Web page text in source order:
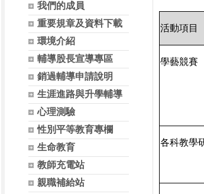
我們的成員
重要規章及資料下載
環境介紹
輔導股長宣導專區
銷過輔導申請說明
生涯進路與升學輔導
心理測驗
性別平等教育專欄
生命教育
教師充電站
親職補給站
活動項目
學藝競賽
各科教學